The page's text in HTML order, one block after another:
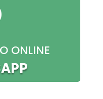
ONLINE